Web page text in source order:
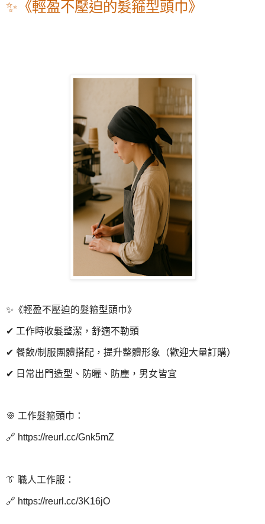
✨《輕盈不壓迫的髮箍型頭巾》
✨《輕盈不壓迫的髮箍型頭巾》
✔ 工作時收髮整潔，舒適不勒頭
✔ 餐飲/制服團體搭配，提升整體形象（歡迎大量訂購）
✔ 日常出門造型、防曬、防塵，男女皆宜
👳 工作髮箍頭巾：
🔗 https://reurl.cc/Gnk5mZ
👔 職人工作服：
🔗 https://reurl.cc/3K16jO